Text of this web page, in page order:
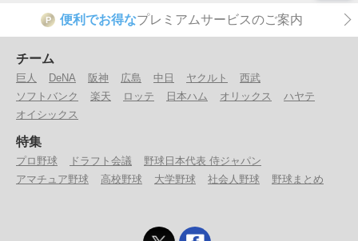
P 便利でお得なプレミアムサービスのご案内
チーム
巨人 DeNA 阪神 広島 中日 ヤクルト
西武
ソフトバンク
楽天 ロッテ 日本ハム オリックス
ハヤテ
オイシックス
特集
プロ野球 ドラフト会議
野球日本代表 侍ジャパン
アマチュア野球
高校野球 大学野球 社会人野球 野球まとめ